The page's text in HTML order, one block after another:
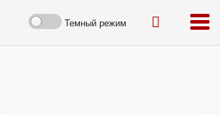
Темный режим